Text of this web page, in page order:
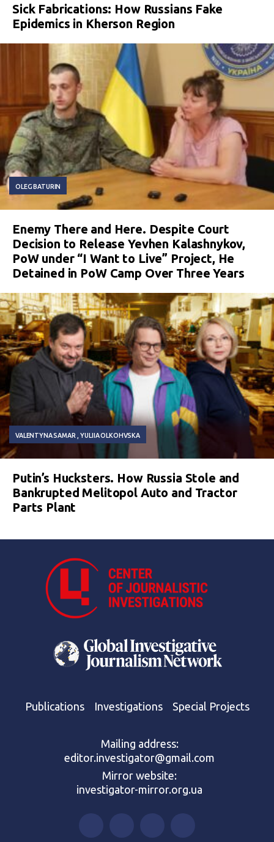
Sick Fabrications: How Russians Fake
Epidemics in Kherson Region
OLEG BATURIN
Enemy There and Here. Despite Court
Decision to Release Yevhen Kalashnykov,
PoW under “I Want to Live” Project, He
Detained in PoW Camp Over Three Years
VALENTYNA SAMAR YULIIA OLKOHVSKA
Putin’s Hucksters. How Russia Stole and
Bankrupted Melitopol Auto and Tractor
Parts Plant
Publications Investigations Special Projects
Mailing address:
editor.investigator@gmail.com
Mirror website:
investigator-mirror.org.ua